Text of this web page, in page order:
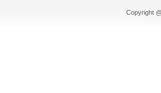
Copyright